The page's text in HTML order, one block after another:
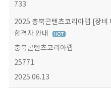
733
2025 충북콘텐츠코리아랩 [장비
합격자 안내
충북콘텐츠코리아랩
25771
2025.06.13